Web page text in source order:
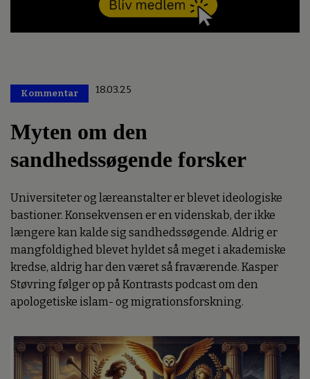
Kommentar 18.03.25
Myten om den
sandhedssøgende forsker
Universiteter og læreanstalter er blevet ideologiske
bastioner. Konsekvensen er en videnskab, der ikke
længere kan kalde sig sandhedssøgende. Aldrig er
mangfoldighed blevet hyldet så meget i akademiske
kredse, aldrig har den været så fraværende. Kasper
Støvring følger op på Kontrasts podcast om den
apologetiske islam- og migrationsforskning.